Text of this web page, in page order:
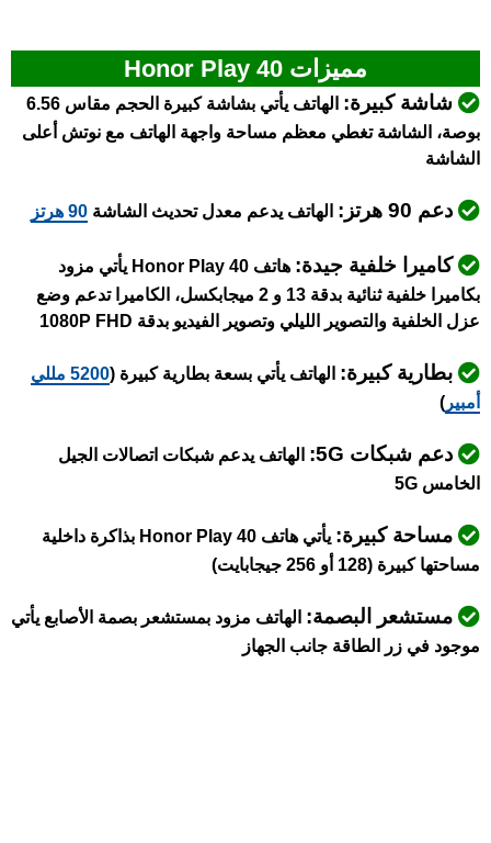
مميزات Honor Play 40
شاشة كبيرة:
الهاتف يأتي بشاشة كبيرة الحجم مقاس 6.56
بوصة، الشاشة تغطي معظم مساحة واجهة الهاتف مع نوتش أعلى
الشاشة
دعم 90 هرتز: الهاتف يدعم معدل تحديث الشاشة 90 هرتز
كاميرا خلفية جيدة:
هاتف Honor Play 40 يأتي مزود
بكاميرا خلفية ثنائية بدقة 13 و 2 ميجابكسل، الكاميرا تدعم وضع
عزل الخلفية والتصوير الليلي وتصوير الفيديو بدقة 1080P FHD
بطارية كبيرة: الهاتف يأتي بسعة بطارية كبيرة (
5200 مللي
أمبير )
دعم شبكات 5G:
الهاتف يدعم شبكات اتصالات الجيل
الخامس 5G
مساحة كبيرة:
يأتي هاتف Honor Play 40 بذاكرة داخلية
مساحتها كبيرة (128 أو 256 جيجابايت)
مستشعر البصمة: الهاتف مزود بمستشعر بصمة الأصابع يأتي
موجود في زر الطاقة جانب الجهاز